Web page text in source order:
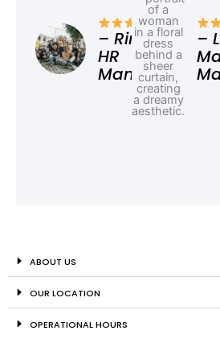
– Rina,
HR
Manager
–
ABOUT US
OUR LOCATION
OPERATIONAL HOURS